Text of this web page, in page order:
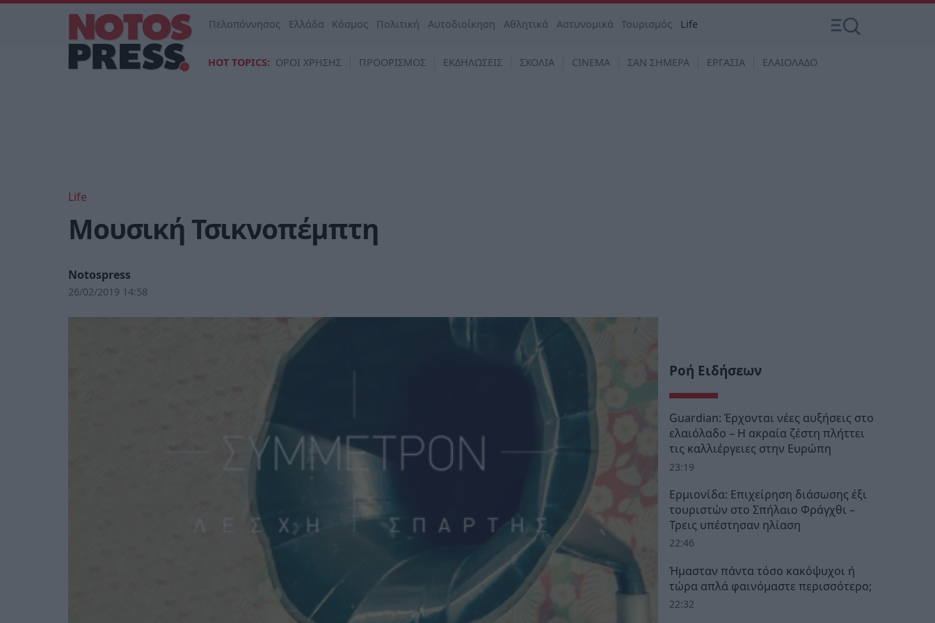
Πελοπόννησος Ελλάδα Κόσμος Πολιτική Αυτοδιοίκηση Αθλητικά Αστυνομικά Τουρισμός Life
HOT TOPICS: ΟΡΟΙ ΧΡΗΣΗΣ ΠΡΟΟΡΙΣΜΟΣ ΕΚΔΗΛΩΣΕΙΣ ΣΧΟΛΙΑ CINEMA ΣΑΝ ΣΗΜΕΡΑ ΕΡΓΑΣΙΑ ΕΛΑΙΟΛΑΔΟ
Life
Μουσική Τσικνοπέμπτη
Notospress
26/02/2019 14:58
Ροή Ειδήσεων
Guardian: Έρχονται νέες αυξήσεις στο
ελαιόλαδο – Η ακραία ζέστη πλήττει
τις καλλιέργειες στην Ευρώπη
23:19
Ερμιονίδα: Επιχείρηση διάσωσης έξι
τουριστών στο Σπήλαιο Φράγχθι –
Τρεις υπέστησαν ηλίαση
22:46
Ήμασταν πάντα τόσο κακόψυχοι ή
τώρα απλά φαινόμαστε περισσότερο;
22:32